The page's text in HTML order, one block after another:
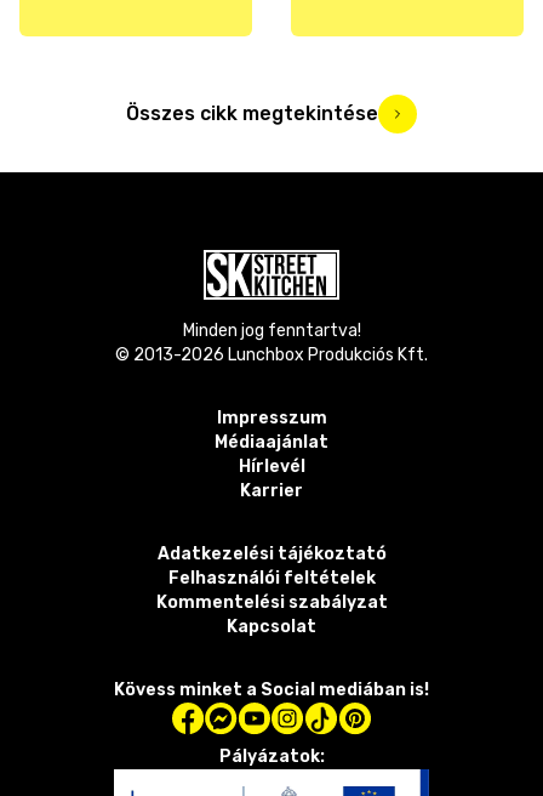
Összes cikk megtekintése
Minden jog fenntartva!
© 2013-2026 Lunchbox Produkciós Kft.
Impresszum
Médiaajánlat
Hírlevél
Karrier
Adatkezelési tájékoztató
Felhasználói feltételek
Kommentelési szabályzat
Kapcsolat
Kövess minket a Social mediában is!
Pályázatok: